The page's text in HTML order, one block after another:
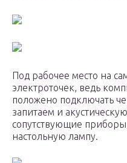
Под рабочее место на
электроточек, ведь
положено подключать
запитаем и
сопутствующие
настольную лампу.